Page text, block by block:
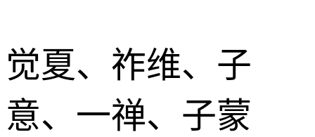
觉夏、祚维、子
意、一禅、子蒙